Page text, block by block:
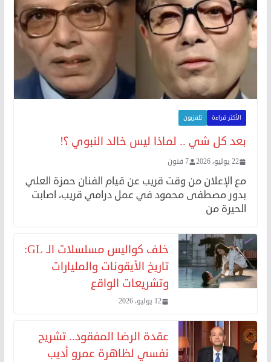
الأكثر قراءة تلفزيون
بعد كل شي .. لماذا ليس خالد النبوي ؟!
22 يوليو، 2026 7 فنون
مع الإعلان من وقت قريب عن قيام الفنان حمزة العلي
بدور مصطفى محمود في عمل درامي قريب، اصابت
الحيرة من
خلف كواليس مسلسلات الـ GL:
تاريخ الأيقونات والمليارات
وتشريعات الواقع
12 يوليو، 2026
عقدة الرضا المفقود.. تشريح
نفسي لظاهرة عمرو أديب